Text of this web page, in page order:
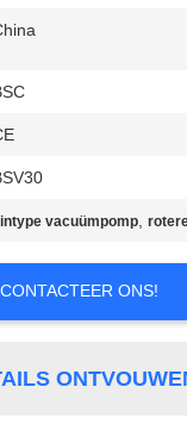
vacuümpomp,
CONTACTEER ONS!